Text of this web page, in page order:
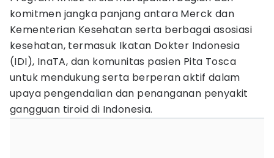
komitmen jangka panjang antara Merck dan
Kementerian Kesehatan serta berbagai asosiasi
kesehatan, termasuk Ikatan Dokter Indonesia
(IDI), InaTA, dan komunitas pasien Pita Tosca
untuk mendukung serta berperan aktif dalam
upaya pengendalian dan penanganan penyakit
gangguan tiroid di Indonesia.